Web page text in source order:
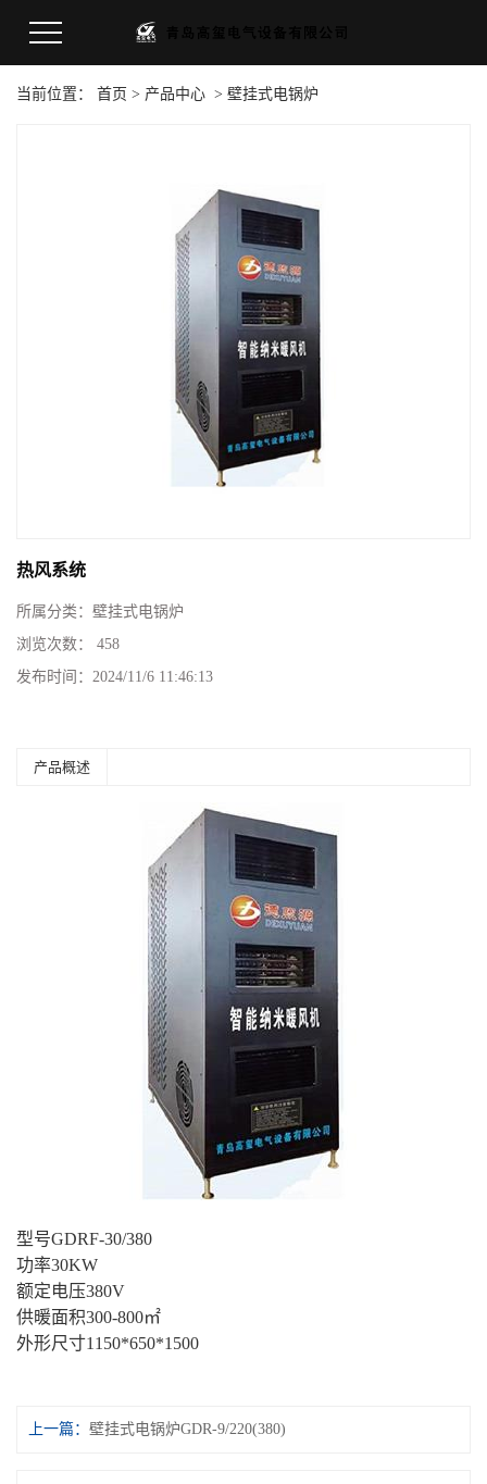
当前位置： 首页 > 产品中心 > 壁挂式电锅炉
热风系统
所属分类： 壁挂式电锅炉
浏览次数：
458
发布时间： 2024/11/6 11:46:13
产品概述
型号GDRF-30/380
功率30KW
额定电压380V
供暖面积300-800㎡
外形尺寸1150*650*1500
上一篇： 壁挂式电锅炉GDR-9/220(380)